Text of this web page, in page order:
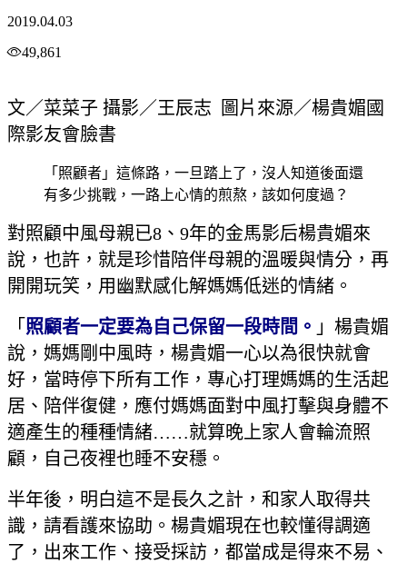
2019.04.03
49,861
文／菜菜子 攝影／王辰志 圖片來源／楊貴媚國
際影友會臉書
「照顧者」這條路，一旦踏上了，沒人知道後面還
有多少挑戰，一路上心情的煎熬，該如何度過？
對照顧中風母親已8、9年的金馬影后楊貴媚來
說，也許，就是珍惜陪伴母親的溫暖與情分，再
開開玩笑，用幽默感化解媽媽低迷的情緒。
「 照顧者一定要為自己保留一段時間。 」楊貴媚
說，媽媽剛中風時，楊貴媚一心以為很快就會
好，當時停下所有工作，專心打理媽媽的生活起
居、陪伴復健，應付媽媽面對中風打擊與身體不
適產生的種種情緒……就算晚上家人會輪流照
顧，自己夜裡也睡不安穩。
半年後，明白這不是長久之計，和家人取得共
識，請看護來協助。楊貴媚現在也較懂得調適
了，出來工作、接受採訪，都當成是得來不易、